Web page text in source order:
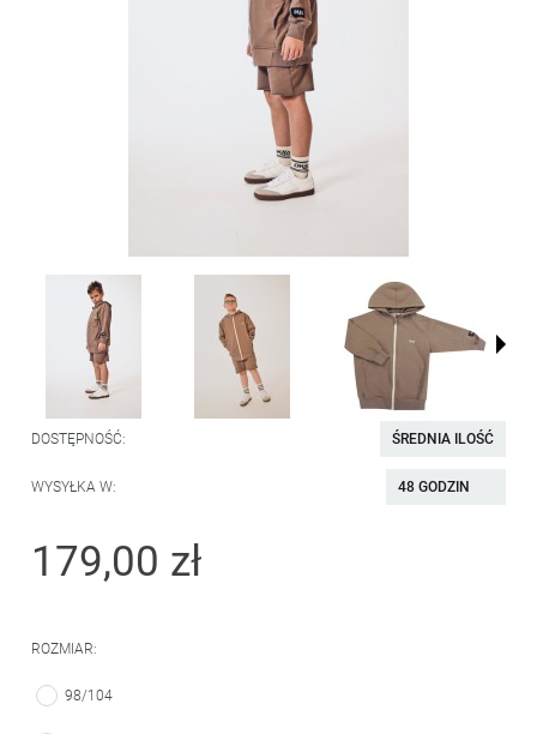
DOSTĘPNOŚĆ: ŚREDNIA ILOŚĆ
WYSYŁKA W: 48 GODZIN
179,00 zł
ROZMIAR:
98/104